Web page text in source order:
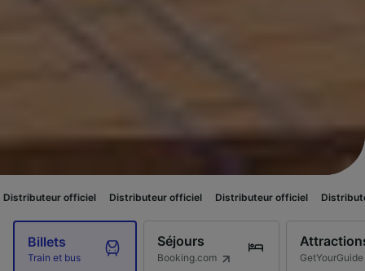
Distributeur officiel Distributeur officiel Distributeur officiel
Billets
Train et bus
Séjours
Booking.com GetYourGuide